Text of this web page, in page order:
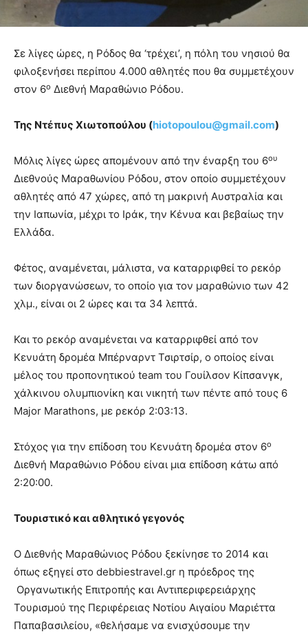
Σε λίγες ώρες, η Ρόδος θα ‘τρέχει’, η πόλη του νησιού θα
φιλοξενήσει περίπου 4.000 αθλητές που θα συμμετέχουν
στον 6ο Διεθνή Μαραθώνιο Ρόδου.
Της Ντέπυς Χιωτοπούλου (hiotopoulou@gmail.com)
Μόλις λίγες ώρες απομένουν από την έναρξη του 6ου
Διεθνούς Μαραθωνίου Ρόδου, στον οποίο συμμετέχουν
αθλητές από 47 χώρες, από τη μακρινή Αυστραλία και
την Ιαπωνία, μέχρι το Ιράκ, την Κένυα και βεβαίως την
Ελλάδα.
Φέτος, αναμένεται, μάλιστα, να καταρριφθεί το ρεκόρ
των διοργανώσεων, το οποίο για τον μαραθώνιο των 42
χλμ., είναι οι 2 ώρες και τα 34 λεπτά.
Και το ρεκόρ αναμένεται να καταρριφθεί από τον
Κενυάτη δρομέα Μπέρναρντ Τσιρτσίρ, ο οποίος είναι
μέλος του προπονητικού team του Γουίλσον Κίπσανγκ,
χάλκινου ολυμπιονίκη και νικητή των πέντε από τους 6
Major Marathons, με ρεκόρ 2:03:13.
Στόχος για την επίδοση του Κενυάτη δρομέα στον 6ο
Διεθνή Μαραθώνιο Ρόδου είναι μια επίδοση κάτω από
2:20:00.
Τουριστικό και αθλητικό γεγονός
Ο Διεθνής Μαραθώνιος Ρόδου ξεκίνησε το 2014 και
όπως εξηγεί στο debbiestravel.gr η πρόεδρος της
Οργανωτικής Επιτροπής και Αντιπεριφερειάρχης
Τουρισμού της Περιφέρειας Νοτίου Αιγαίου Μαριέττα
Παπαβασιλείου, «θελήσαμε να ενισχύσουμε την